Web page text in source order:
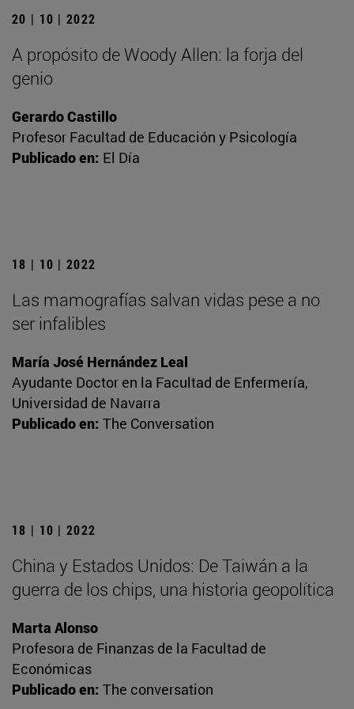
20 | 10 | 2022
A propósito de Woody Allen: la forja del
genio
Gerardo Castillo
Profesor Facultad de Educación y Psicología
Publicado en: El Día
18 | 10 | 2022
Las mamografías salvan vidas pese a no
ser infalibles
María José Hernández Leal
Ayudante Doctor en la Facultad de Enfermería,
Universidad de Navarra
Publicado en: The Conversation
18 | 10 | 2022
China y Estados Unidos: De Taiwán a la
guerra de los chips, una historia geopolítica
Marta Alonso
Profesora de Finanzas de la Facultad de
Económicas
Publicado en: The conversation